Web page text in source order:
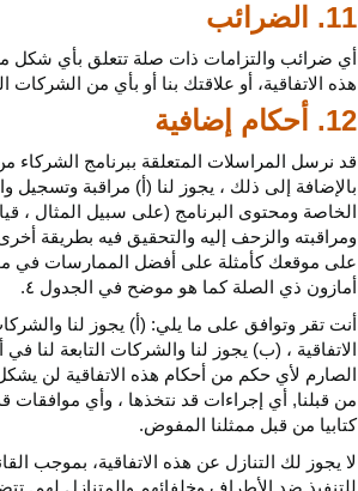
11. الضرائب
أي ضرائب والتزامات ذات صلة تتعلق بأي شكل
هذه الاتفاقية، أو علاقتك بنا أو بأي من الشركات
12. أحكام إضافية
قد نرسل المراسلات المتعلقة ببرنامج الشركاء
بالإضافة إلى ذلك ، يجوز لنا (أ) مراقبة
الخاصة ومحتوى البرنامج (على سبيل المثال
ومراقبته والزحف إليه والتحقيق فيه بطريقة
على موقعك كأمثلة على أفضل الممارسات في
أمازون ذي الصلة كما هو موضح في الجدول ٤.
أنت تقر وتوافق على ما يلي: (أ) يجوز لنا
الاتفاقية ، (ب) يجوز لنا والشركات التابعة
الصارم لأي حكم من أحكام هذه الاتفاقية لن
من قبلنا, أي إجراءات قد نتخذها ، وأي موافقات
كتابيا من قبل ممثلنا المفوض.
لا يجوز لك التنازل عن هذه الاتفاقية، بموجب